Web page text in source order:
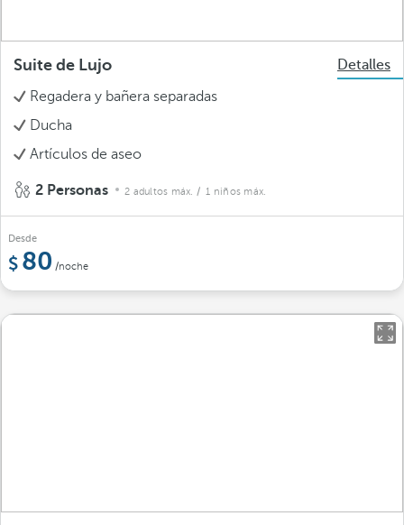
Suite de Lujo
Detalles
Regadera y bañera separadas
Ducha
Artículos de aseo
2 Personas 2 adultos máx. / 1 niños máx.
Desde
80 /noche